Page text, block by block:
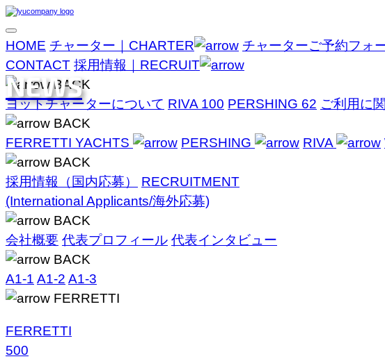
HOME チャーター｜CHARTER チャーターご予約フォ
CONTACT 採用情報｜RECRUIT
BACK
ヨットチャーターについて RIVA 100 PERSHING 62 ご利用に
BACK
FERRETTI YACHTS
PERSHING RIVA
BACK
採用情報（国内応募）
RECRUITMENT
(International Applicants/海外応募)
BACK
会社概要 代表プロフィール 代表インタビュー
BACK
A1-1 A1-2 A1-3
FERRETTI
FERRETTI
500
NEWS